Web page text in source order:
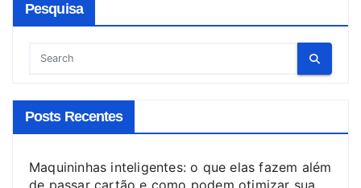
Pesquisa
Posts Recentes
Maquininhas inteligentes: o que elas fazem além